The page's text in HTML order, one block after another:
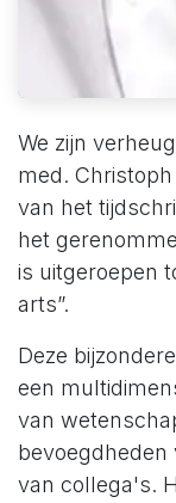
We zijn
med.
van het
het
is uitgeroepen
arts”.
Deze
een
van
bevoegdheden
van collega's.